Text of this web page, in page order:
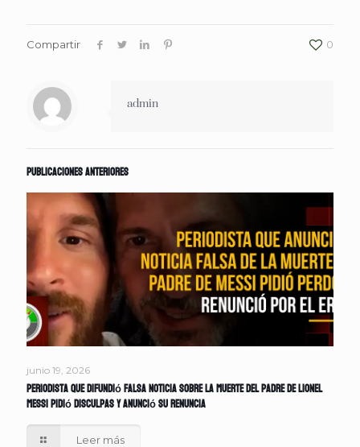
Compartir 0
admin
Publicaciones anteriores
junio 19, 2026
Periodista que difundió falsa noticia sobre la muerte del padre de Lionel
Messi pidió disculpas y anunció su renuncia
Leer más